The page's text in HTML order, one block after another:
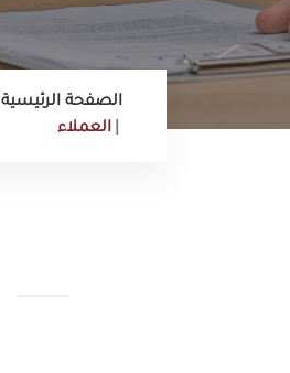
الصفحة الرئيسية
العملاء